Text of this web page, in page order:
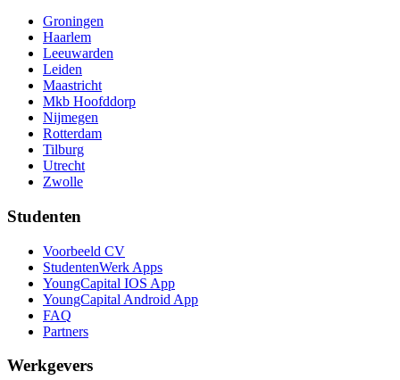
Groningen
Haarlem
Leeuwarden
Leiden
Maastricht
Mkb Hoofddorp
Nijmegen
Rotterdam
Tilburg
Utrecht
Zwolle
Studenten
Voorbeeld CV
StudentenWerk Apps
YoungCapital IOS App
YoungCapital Android App
FAQ
Partners
Werkgevers